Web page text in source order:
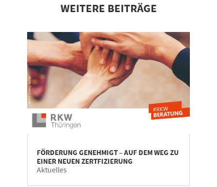
WEITERE BEITRÄGE
FÖRDERUNG GENEHMIGT – AUF DEM WEG ZU
EINER NEUEN ZERTFIZIERUNG
Aktuelles